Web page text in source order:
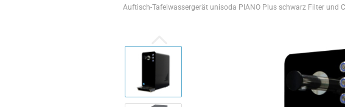
Auftisch-Tafelwassergerät unisoda PIANO Plus schwarz Filter und